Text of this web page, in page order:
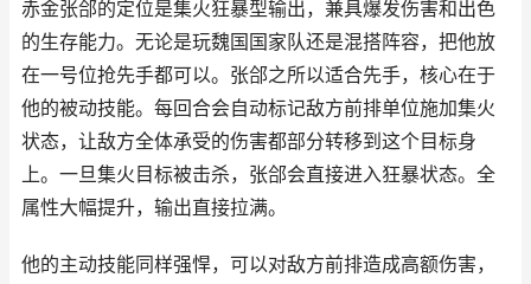
赤金张郃的定位是集火狂暴型输出，兼具爆发伤害和出色
的生存能力。无论是玩魏国国家队还是混搭阵容，把他放
在一号位抢先手都可以。张郃之所以适合先手，核心在于
他的被动技能。每回合会自动标记敌方前排单位施加集火
状态，让敌方全体承受的伤害都部分转移到这个目标身
上。一旦集火目标被击杀，张郃会直接进入狂暴状态。全
属性大幅提升，输出直接拉满。
他的主动技能同样强悍，可以对敌方前排造成高额伤害，